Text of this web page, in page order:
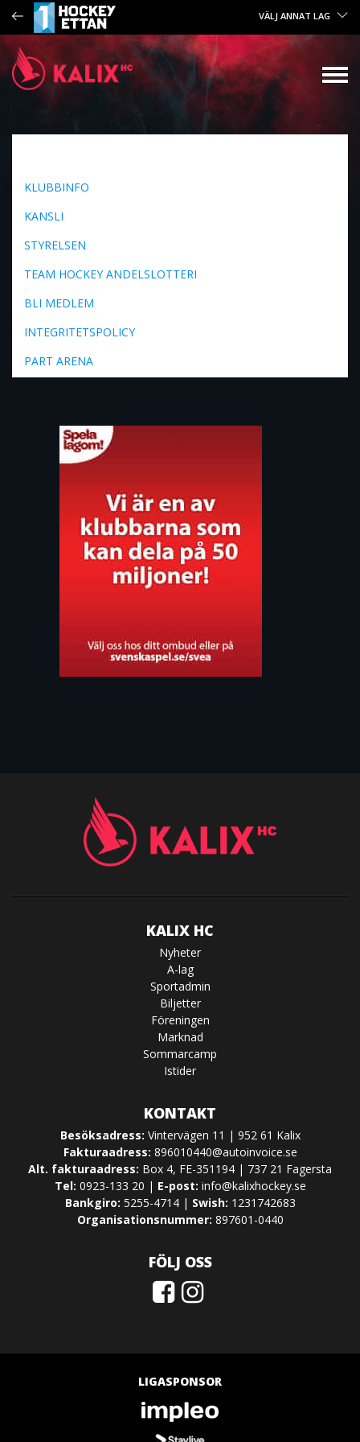
VÄLJ ANNAT LAG
KLUBBINFO
KANSLI
STYRELSEN
TEAM HOCKEY ANDELSLOTTERI
BLI MEDLEM
INTEGRITETSPOLICY
PART ARENA
KALIX HC
Nyheter
A-lag
Sportadmin
Biljetter
Föreningen
Marknad
Sommarcamp
Istider
KONTAKT
Besöksadress: Vintervägen 11 | 952 61 Kalix
Fakturaadress: 896010440@autoinvoice.se
Alt. fakturaadress: Box 4, FE-351194 | 737 21 Fagersta
Tel: 0923-133 20 | E-post: info@kalixhockey.se
Bankgiro: 5255-4714 | Swish: 1231742683
Organisationsnummer: 897601-0440
FÖLJ OSS
LIGASPONSOR